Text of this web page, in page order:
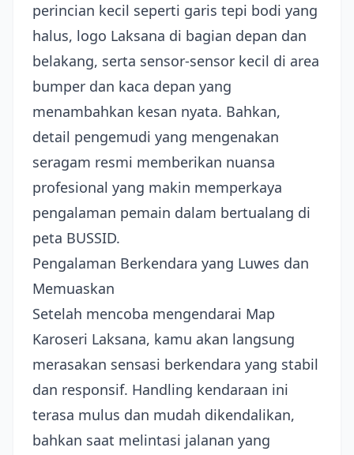
perincian kecil seperti garis tepi bodi yang
halus, logo Laksana di bagian depan dan
belakang, serta sensor-sensor kecil di area
bumper dan kaca depan yang
menambahkan kesan nyata. Bahkan,
detail pengemudi yang mengenakan
seragam resmi memberikan nuansa
profesional yang makin memperkaya
pengalaman pemain dalam bertualang di
peta BUSSID.
Pengalaman Berkendara yang Luwes dan
Memuaskan
Setelah mencoba mengendarai Map
Karoseri Laksana, kamu akan langsung
merasakan sensasi berkendara yang stabil
dan responsif. Handling kendaraan ini
terasa mulus dan mudah dikendalikan,
bahkan saat melintasi jalanan yang